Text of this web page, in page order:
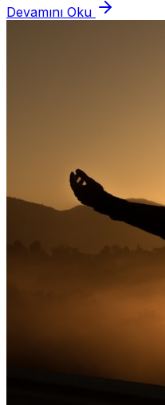
edici...
Devamını Oku